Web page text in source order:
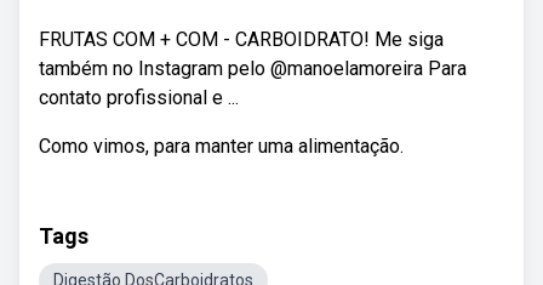
FRUTAS COM + COM - CARBOIDRATO! Me siga
também no Instagram pelo @manoelamoreira Para
contato profissional e ...
Como vimos, para manter uma alimentação.
Tags
Digestão DosCarboidratos